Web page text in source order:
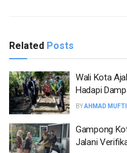
Related Posts
Wali Kota
Hadapi
BYAHMAD MUFTI
Gampong
Jalani